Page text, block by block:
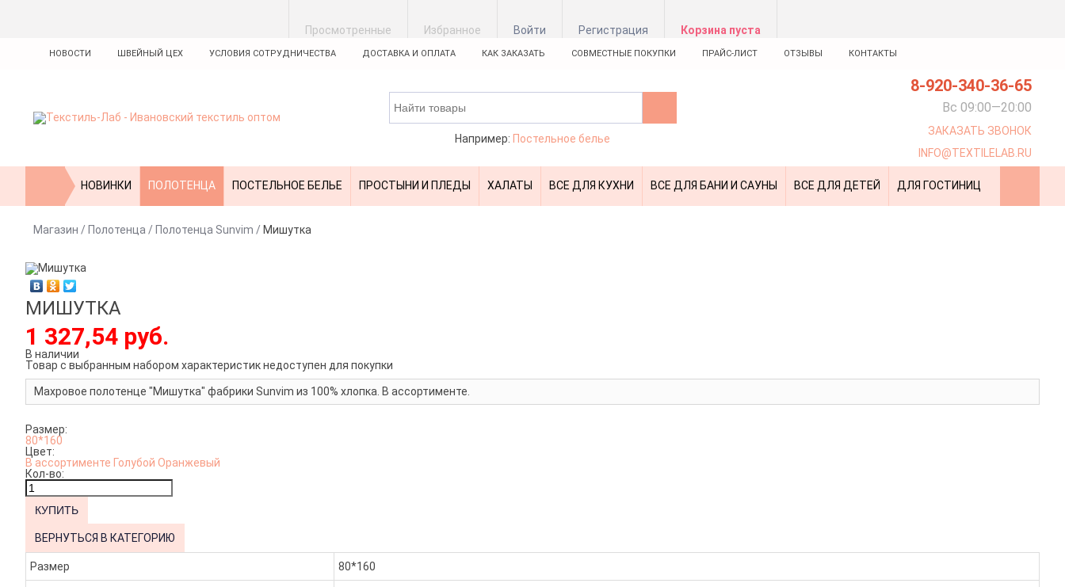
Просмотренные Избранное Войти Регистрация Корзина пуста
НОВОСТИ ШВЕЙНЫЙ ЦЕХ УСЛОВИЯ СОТРУДНИЧЕСТВА ДОСТАВКА И ОПЛАТА КАК ЗАКАЗАТЬ СОВМЕСТНЫЕ ПОКУПКИ ПРАЙС-ЛИСТ ОТЗЫВЫ КОНТАКТЫ
Например: Постельное белье
8-920-340-36-65
Вс 09:00—20:00
ЗАКАЗАТЬ ЗВОНОК
INFO@TEXTILELAB.RU
НОВИНКИ ПОЛОТЕНЦА ПОСТЕЛЬНОЕ БЕЛЬЕ ПРОСТЫНИ И ПЛЕДЫ ХАЛАТЫ ВСЕ ДЛЯ КУХНИ ВСЕ ДЛЯ БАНИ И САУНЫ ВСЕ ДЛЯ ДЕТЕЙ ДЛЯ ГОСТИНИЦ
Магазин / Полотенца / Полотенца Sunvim / Мишутка
МИШУТКА
1 327,54 руб.
В наличии
Товар с выбранным набором характеристик недоступен для покупки
Махровое полотенце "Мишутка" фабрики Sunvim из 100% хлопка. В ассортименте.
Размер:
80*160
Цвет:
В ассортименте Голубой Оранжевый
Кол-во:
ВЕРНУТЬСЯ В КАТЕГОРИЮ
Размер 80*160